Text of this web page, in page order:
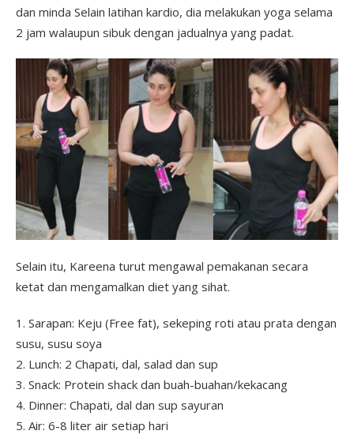
dan minda Selain latihan kardio, dia melakukan yoga selama
2 jam walaupun sibuk dengan jadualnya yang padat.
Selain itu, Kareena turut mengawal pemakanan secara
ketat dan mengamalkan diet yang sihat.
1. Sarapan: Keju (Free fat), sekeping roti atau prata dengan
susu, susu soya
2. Lunch: 2 Chapati, dal, salad dan sup
3. Snack: Protein shack dan buah-buahan/kekacang
4. Dinner: Chapati, dal dan sup sayuran
5. Air: 6-8 liter air setiap hari